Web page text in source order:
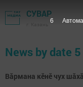
СУВАР
News by date
Вăрмана кӗнӗ чух
6